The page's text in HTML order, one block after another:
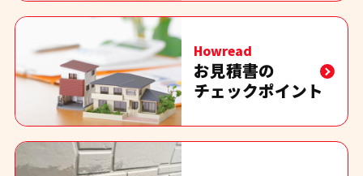
Howread
お見積書の
チェックポイント